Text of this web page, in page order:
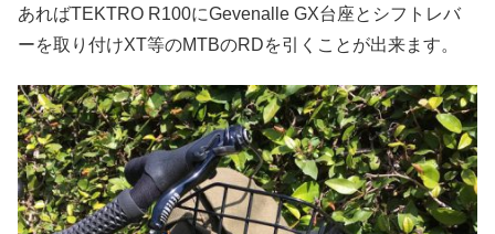
あればTEKTRO R100にGevenalle GX台座とシフトレバ
ーを取り付けXT等のMTBのRDを引くことが出来ます。